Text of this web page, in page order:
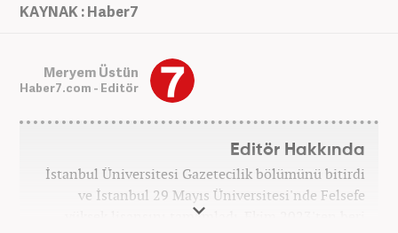
KAYNAK : Haber7
Meryem Üstün
Haber7.com - Editör
Editör Hakkında
İstanbul Üniversitesi Gazetecilik bölümünü bitirdi
ve İstanbul 29 Mayıs Üniversitesi'nde Felsefe
yüksek lisansını tamamladı. Ekim 2023'ten beri